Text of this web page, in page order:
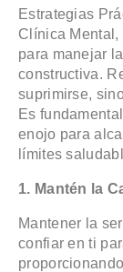
Estrategias
Clínica Mental,
para manejar
constructiva.
suprimirse,
Es
enojo para
límites
1. Mantén la
Mantener la
confiar en ti